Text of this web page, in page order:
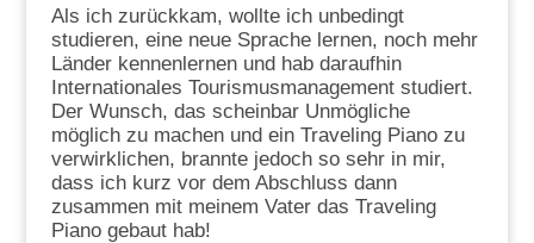
Als ich zurückkam, wollte ich unbedingt
studieren, eine neue Sprache lernen, noch mehr
Länder kennenlernen und hab daraufhin
Internationales Tourismusmanagement studiert.
Der Wunsch, das scheinbar Unmögliche
möglich zu machen und ein Traveling Piano zu
verwirklichen, brannte jedoch so sehr in mir,
dass ich kurz vor dem Abschluss dann
zusammen mit meinem Vater das Traveling
Piano gebaut hab!